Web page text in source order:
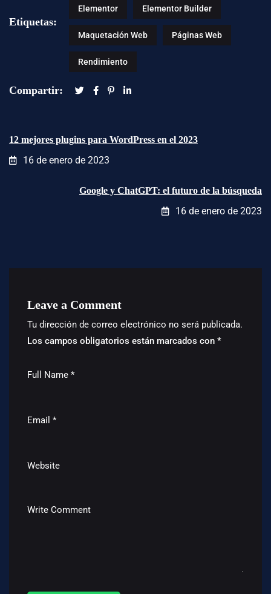
Etiquetas:
Elementor Elementor Builder
Maquetación Web Páginas Web
Rendimiento
Compartir:
12 mejores plugins para WordPress en el 2023
16 de enero de 2023
Google y ChatGPT: el futuro de la búsqueda
16 de enero de 2023
Leave a Comment
Tu dirección de correo electrónico no será publicada.
Los campos obligatorios están marcados con *